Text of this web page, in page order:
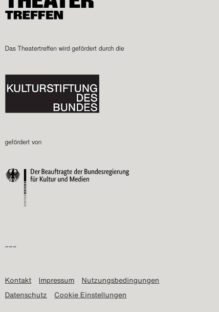
Das Theatertreffen wird gefördert durch die
gefördert von
–––
Kontakt Impressum
Nutzungsbedingungen
Datenschutz
Cookie Einstellungen